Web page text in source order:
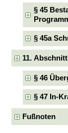
§ 45
§ 45a
11.
§ 46
§ 47 In-
Fußnoten